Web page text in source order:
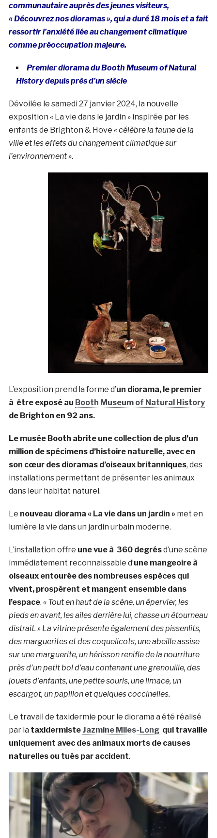
communautaire auprès des jeunes visiteurs,
« Découvrez nos dioramas », qui a duré 18 mois et a fait
ressortir l’anxiété liée au changement climatique
comme préoccupation majeure.
Premier diorama du Booth Museum of Natural
History depuis près d’un siècle
Dévoilée le samedi 27 janvier 2024, la nouvelle
exposition « La vie dans le jardin » inspirée par les
enfants de Brighton & Hove « célèbre la faune de la
ville et les effets du changement climatique sur
l’environnement ».
L’exposition prend la forme d’un diorama, le premier
à être exposé au Booth Museum of Natural History
de Brighton en 92 ans.
Le musée Booth abrite une collection de plus d’un
million de spécimens d’histoire naturelle, avec en
son cœur des dioramas d’oiseaux britanniques, des
installations permettant de présenter les animaux
dans leur habitat naturel.
Le nouveau diorama « La vie dans un jardin » met en
lumière la vie dans un jardin urbain moderne.
L’installation offre une vue à 360 degrésd’une scène
immédiatement reconnaissable d’une mangeoire à
oiseaux entourée des nombreuses espèces qui
vivent, prospèrent et mangent ensemble dans
l’espace. « Tout en haut de la scène, un épervier, les
pieds en avant, les ailes derrière lui, chasse un étourneau
distrait. » La vitrine présente également des pissenlits,
des marguerites et des coquelicots, une abeille assise
sur une marguerite, un hérisson renifle de la nourriture
près d’un petit bol d’eau contenant une grenouille, des
jouets d’enfants, une petite souris, une limace, un
escargot, un papillon et quelques coccinelles.
Le travail de taxidermie pour le diorama a été réalisé
par la taxidermiste Jazmine Miles-Long qui travaille
uniquement avec des animaux morts de causes
naturelles ou tués par accident.